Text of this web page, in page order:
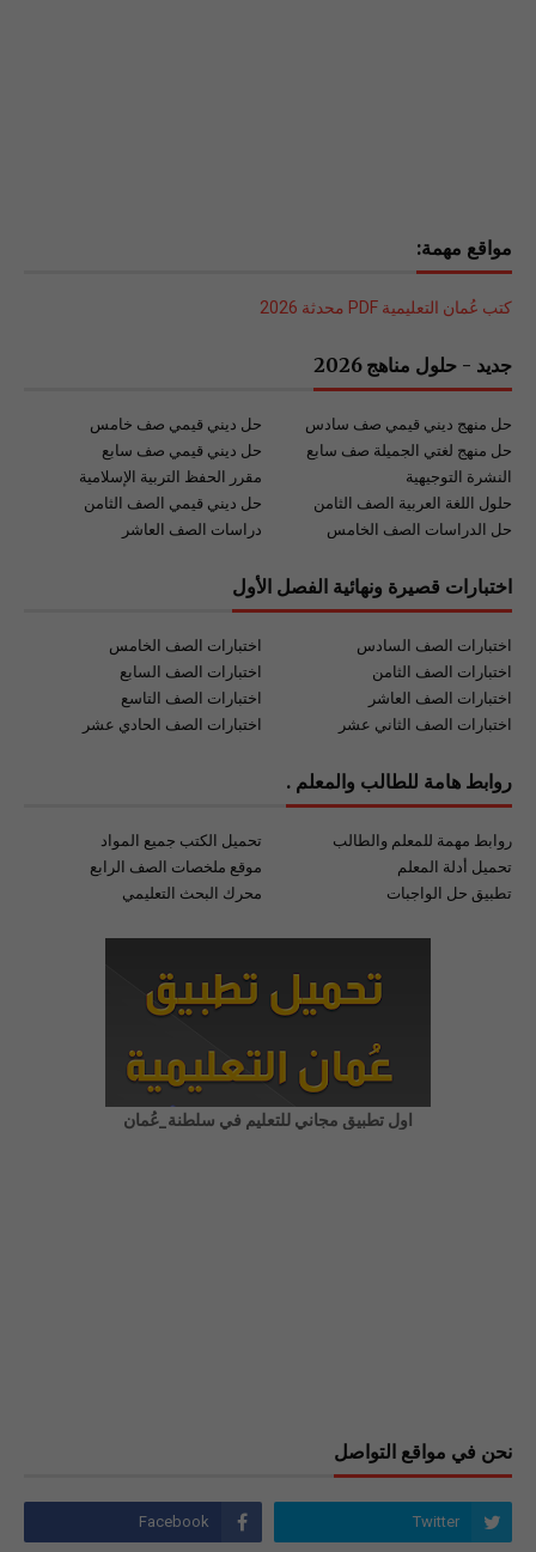
مواقع مهمة:
كتب عُمان التعليمية PDF محدثة 2026
جديد - حلول مناهج 2026
حل ديني قيمي صف خامس
حل منهج ديني قيمي صف سادس
حل ديني قيمي صف سابع
حل منهج لغتي الجميلة صف سابع
مقرر الحفظ التربية الإسلامية
النشرة التوجيهية
حل ديني قيمي الصف الثامن
حلول اللغة العربية الصف الثامن
دراسات الصف العاشر
حل الدراسات الصف الخامس
اختبارات قصيرة ونهائية الفصل الأول
اختبارات الصف الخامس
اختبارات الصف السادس
اختبارات الصف السابع
اختبارات الصف الثامن
اختبارات الصف التاسع
اختبارات الصف العاشر
اختبارات الصف الحادي عشر
اختبارات الصف الثاني عشر
روابط هامة للطالب والمعلم .
تحميل الكتب جميع المواد
روابط مهمة للمعلم والطالب
موقع ملخصات الصف الرابع
تحميل أدلة المعلم
محرك البحث التعليمي
تطبيق حل الواجبات
اول تطبيق مجاني للتعليم في سلطنة_عُمان
نحن في مواقع التواصل